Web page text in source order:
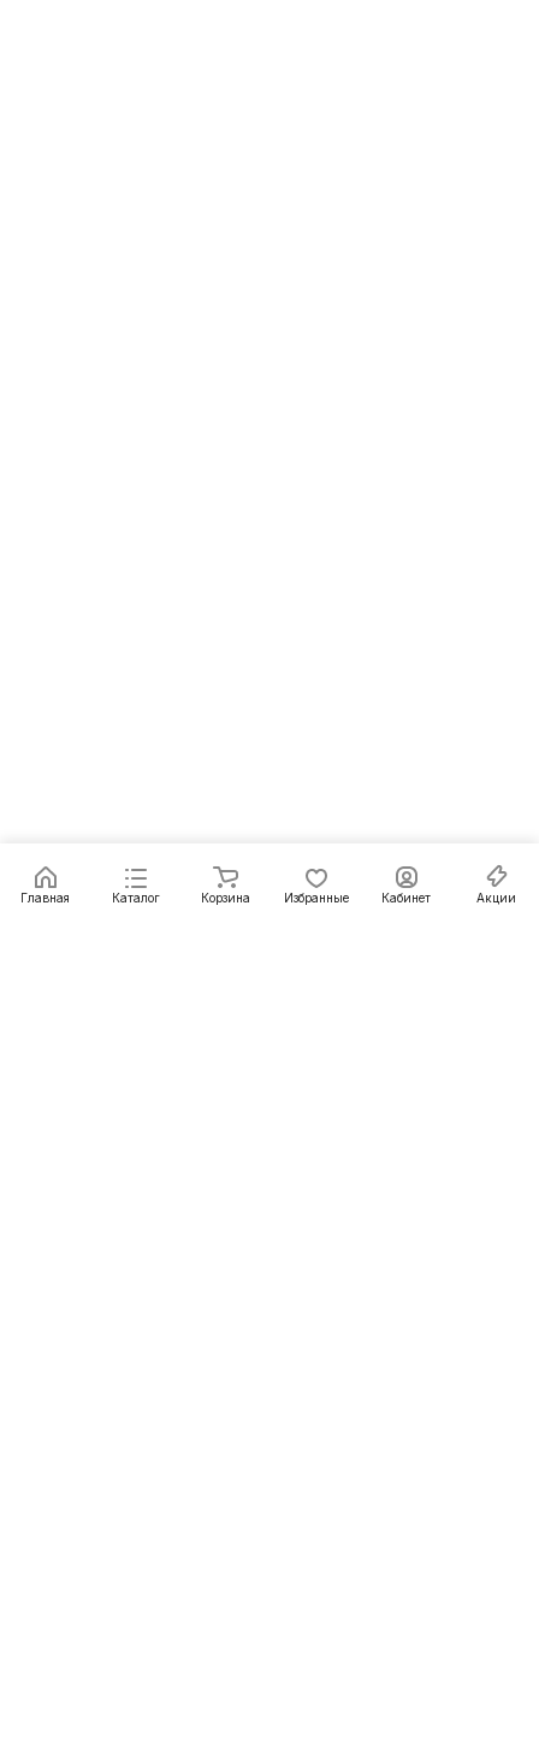
Главная Каталог Корзина Избранные Кабинет Акции